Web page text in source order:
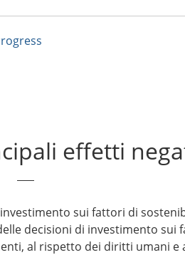
effetti
sui fattori di
decisioni di investimento
al rispetto dei diritti umani e